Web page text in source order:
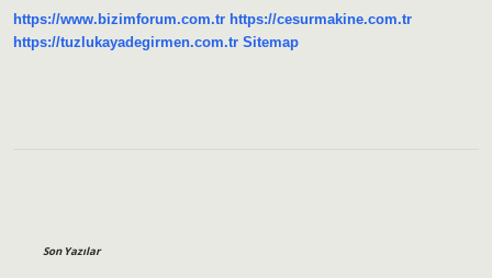
https://www.bizimforum.com.tr https://cesurmakine.com.tr
https://tuzlukayadegirmen.com.tr Sitemap
Son Yazılar